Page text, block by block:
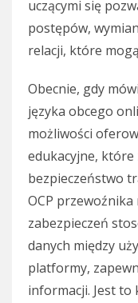
uczącymi się
postępów,
relacji, które
Obecnie, gdy
języka obcego
możliwości
edukacyjne, które
bezpieczeństwo
OCP
zabezpieczeń
danych między
platformy,
informacji. Jest to